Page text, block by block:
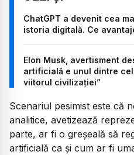
ChatGPT a devenit cea
istoria digitală. Ce
Elon Musk, avertisment
artificială e unul dintre
viitorul civilizaţiei”
Scenariul pesimist este că
analitice, avetizează
parte, ar fi o greșeală să
artificială ca și cum ar fi